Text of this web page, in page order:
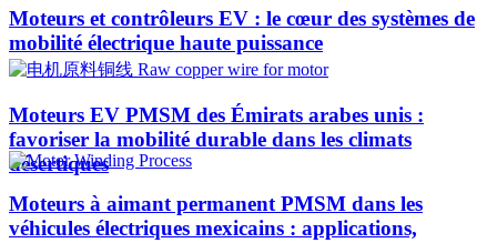
Moteurs et contrôleurs EV : le cœur des systèmes de
mobilité électrique haute puissance
Moteurs EV PMSM des Émirats arabes unis :
favoriser la mobilité durable dans les climats
désertiques
Moteurs à aimant permanent PMSM dans les
véhicules électriques mexicains : applications,